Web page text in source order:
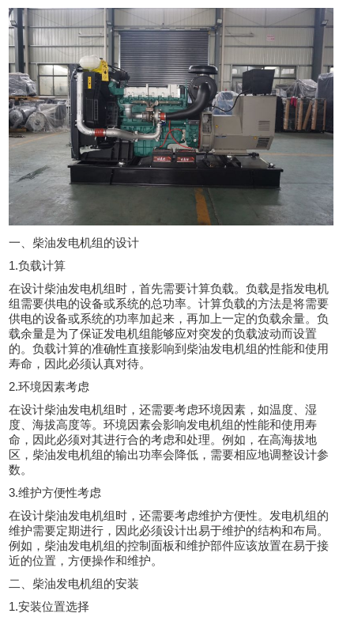
一、柴油发电机组的设计
1.负载计算
在设计柴油发电机组时，首先需要计算负载。负载是指发电机
组需要供电的设备或系统的总功率。计算负载的方法是将需要
供电的设备或系统的功率加起来，再加上一定的负载余量。负
载余量是为了保证发电机组能够应对突发的负载波动而设置
的。负载计算的准确性直接影响到柴油发电机组的性能和使用
寿命，因此必须认真对待。
2.环境因素考虑
在设计柴油发电机组时，还需要考虑环境因素，如温度、湿
度、海拔高度等。环境因素会影响发电机组的性能和使用寿
命，因此必须对其进行合的考虑和处理。例如，在高海拔地
区，柴油发电机组的输出功率会降低，需要相应地调整设计参
数。
3.维护方便性考虑
在设计柴油发电机组时，还需要考虑维护方便性。发电机组的
维护需要定期进行，因此必须设计出易于维护的结构和布局。
例如，柴油发电机组的控制面板和维护部件应该放置在易于接
近的位置，方便操作和维护。
二、柴油发电机组的安装
1.安装位置选择